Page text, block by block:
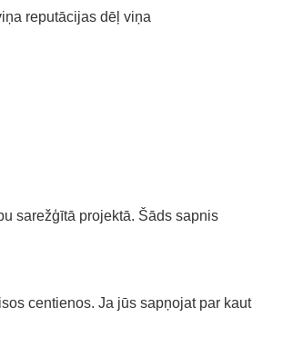
reputācijas dēļ viņa
sarežģītā projektā. Šāds sapnis
centienos. Ja jūs sapņojat par kaut